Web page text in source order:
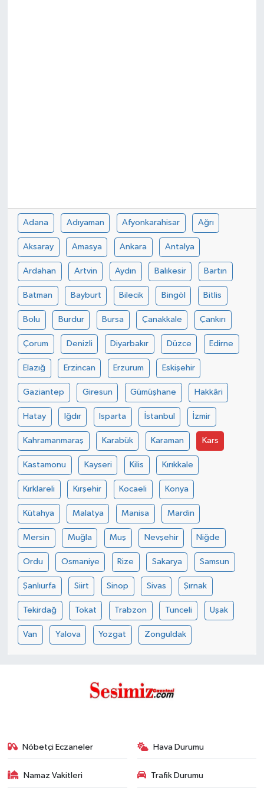
Adana Adıyaman Afyonkarahisar Ağrı
Aksaray Amasya Ankara Antalya
Ardahan Artvin Aydın Balıkesir Bartın
Batman Bayburt Bilecik Bingöl Bitlis
Bolu Burdur Bursa Çanakkale Çankırı
Çorum Denizli Diyarbakır Düzce Edirne
Elazığ Erzincan Erzurum Eskişehir
Gaziantep Giresun Gümüşhane Hakkâri
Hatay Iğdır Isparta İstanbul İzmir
Kahramanmaraş Karabük Karaman Kars
Kastamonu Kayseri Kilis Kırıkkale
Kırklareli Kırşehir Kocaeli Konya
Kütahya Malatya Manisa Mardin
Mersin Muğla Muş Nevşehir Niğde
Ordu Osmaniye Rize Sakarya Samsun
Şanlıurfa Siirt Sinop Sivas Şırnak
Tekirdağ Tokat Trabzon Tunceli Uşak
Van Yalova Yozgat Zonguldak
Nöbetçi Eczaneler Hava Durumu
Namaz Vakitleri Trafik Durumu